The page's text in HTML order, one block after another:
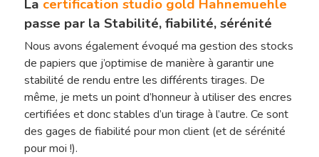
La certification studio gold Hahnemuehle
passe par la Stabilité, fiabilité, sérénité
Nous avons également évoqué ma gestion des stocks
de papiers que j’optimise de manière à garantir une
stabilité de rendu entre les différents tirages. De
même, je mets un point d’honneur à utiliser des encres
certifiées et donc stables d’un tirage à l’autre. Ce sont
des gages de fiabilité pour mon client (et de sérénité
pour moi !).